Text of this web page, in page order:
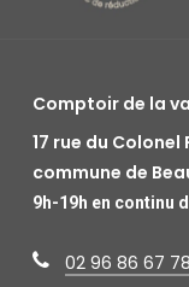
Comptoir de la
17 rue du
commune de
9h-19h en continu
02 96 86 67 78